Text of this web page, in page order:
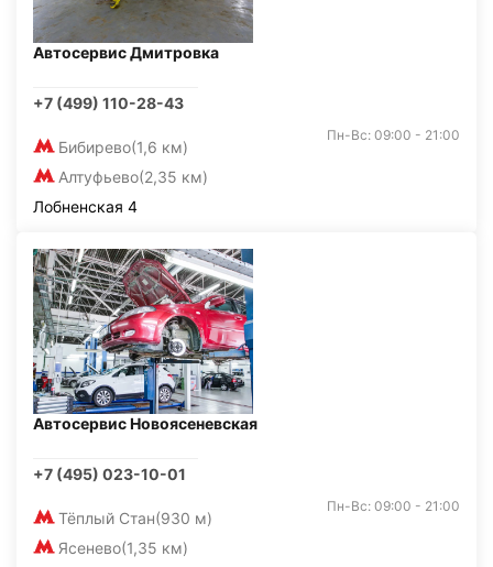
Автосервис Дмитровка
+7 (499) 110-28-43
Бибирево(1,6 км)
Алтуфьево(2,35 км)
Пн-Вс: 09:00 - 21:00
Лобненская 4
Автосервис Новоясеневская
+7 (495) 023-10-01
Тёплый Стан(930 м)
Ясенево(1,35 км)
Пн-Вс: 09:00 - 21:00